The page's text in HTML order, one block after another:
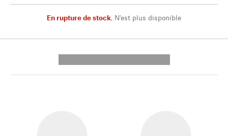
En rupture de stock, N'est plus disponible